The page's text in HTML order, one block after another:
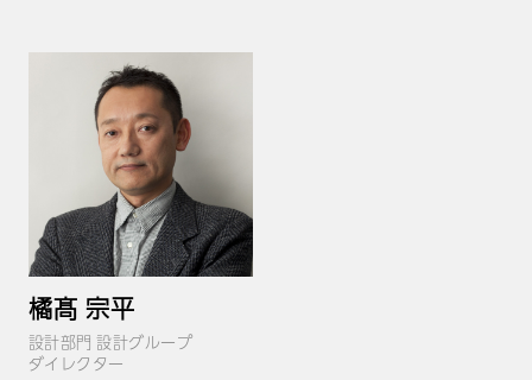
橘髙 宗平
設計部門 設計グループ
ダイレクター